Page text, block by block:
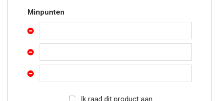
Minpunten
Ik raad dit product aan